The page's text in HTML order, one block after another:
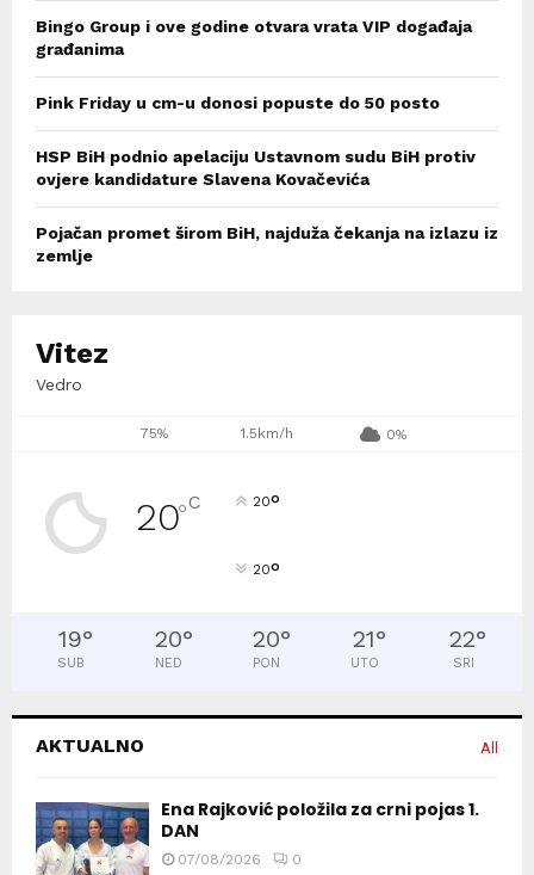
Bingo Group i ove godine otvara vrata VIP događaja
građanima
Pink Friday u cm-u donosi popuste do 50 posto
HSP BiH podnio apelaciju Ustavnom sudu BiH protiv
ovjere kandidature Slavena Kovačevića
Pojačan promet širom BiH, najduža čekanja na izlazu iz
zemlje
Vitez
Vedro
75% 1.5km/h 0%
20°C 20°
20°
19°
SUB
20°
NED
20°
PON
21°
UTO
22°
SRI
AKTUALNO All
Ena Rajković položila za crni pojas 1.
DAN
07/08/2026 0